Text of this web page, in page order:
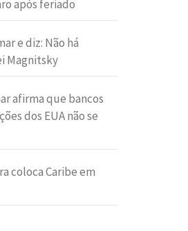
após feriado
e diz: Não há
Magnitsky
afirma que bancos
dos EUA não se
coloca Caribe em